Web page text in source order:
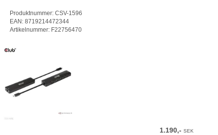
Produktnummer: CSV-1596
EAN: 8719214472344
Artikelnummer: F22756470
1.190,-SEK